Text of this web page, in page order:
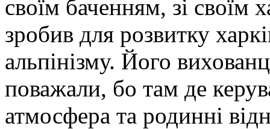
своїм баченням, зі своїм
зробив для розвитку
альпінізму. Його
поважали, бо там де
атмосфера та родинні